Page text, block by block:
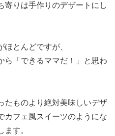
寄りは手作りのデザートにし
とんどですが、
ら「できるママだ！」と思わ
たものより絶対美味しいデザ
カフェ風スイーツのようにな
す。